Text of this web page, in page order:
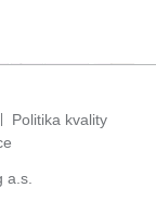
Politika kvality
a.s.